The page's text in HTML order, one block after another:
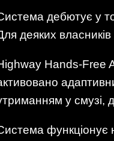
дебютує у
деяких
Hands-Free
у смузі,
функціонує